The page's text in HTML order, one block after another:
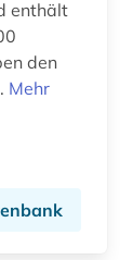
enthält
den
Mehr